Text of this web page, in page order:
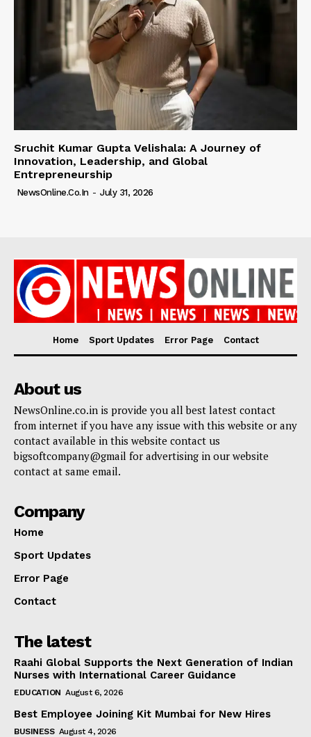
Sruchit Kumar Gupta Velishala: A Journey of
Innovation, Leadership, and Global
Entrepreneurship
NewsOnline.co.in - July 31, 2026
Home Sport Updates Error Page Contact
About us
NewsOnline.co.in is provide you all best latest contact
from internet if you have any issue with this website or any
contact available in this website contact us
bigsoftcompany@gmail for advertising in our website
contact at same email.
Company
Home
Sport Updates
Error Page
Contact
The latest
Raahi Global Supports the Next Generation of Indian
Nurses with International Career Guidance
EDUCATION August 6, 2026
Best Employee Joining Kit Mumbai for New Hires
BUSINESS August 4, 2026